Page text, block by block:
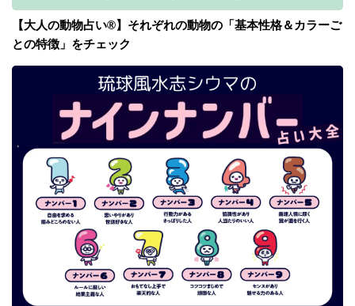
【大人の動物占い®】それぞれの動物の「基本性格＆カラーご
との特徴」をチェック